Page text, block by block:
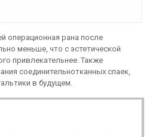
операционная рана после
меньше, что с эстетической
привлекательнее. Также
соединительнотканных спаек,
в будущем.